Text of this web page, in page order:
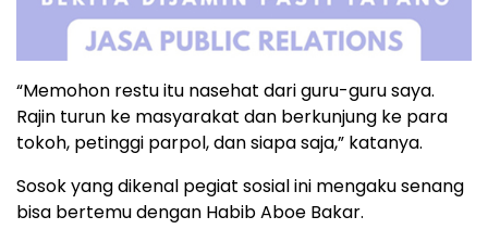
“Memohon restu itu nasehat dari guru-guru saya.
Rajin turun ke masyarakat dan berkunjung ke para
tokoh, petinggi parpol, dan siapa saja,” katanya.
Sosok yang dikenal pegiat sosial ini mengaku senang
bisa bertemu dengan Habib Aboe Bakar.